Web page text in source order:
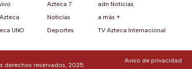
pestaña)
nueva pestaña)
nueva pestaña)
en una nueva pestaña)
abre en una nueva pestaña)
(se abre en una nueva pestaña)
(se abre en una nueva pestaña)
UNO
Azteca 7
Noticias
Deportes
adn Noticias
a más +
TV Azteca Internacional
derechos reservados, 2025.
Aviso de privacidad